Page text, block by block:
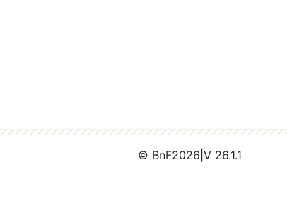
© BnF2026 V 26.1.1